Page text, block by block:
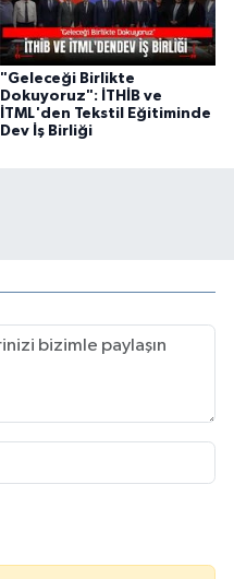
"Geleceği Birlikte
Dokuyoruz": İTHİB ve
İTML'den Tekstil Eğitiminde
Dev İş Birliği